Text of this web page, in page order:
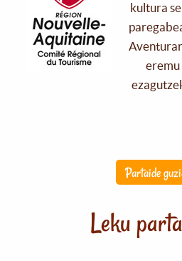
kultura
Partaide
Leku